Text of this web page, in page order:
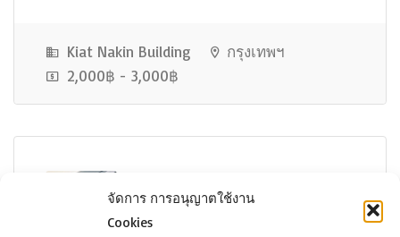
จัดการ การอนุญาตใช้งาน
Cookies
Kiat Nakin Building
กรุงเทพฯ
2,000฿ - 3,000฿